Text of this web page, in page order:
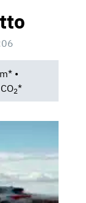
•
2*